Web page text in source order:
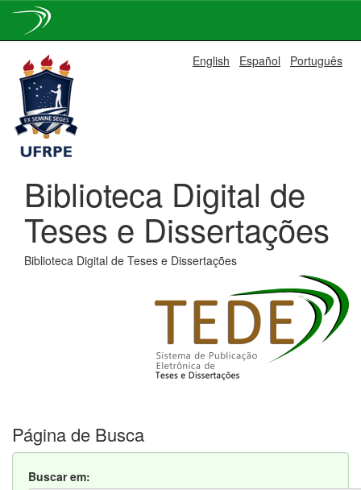
navigation
English Español Português
Biblioteca Digital de
Teses e Dissertações
Biblioteca Digital de Teses e Dissertações
Página de Busca
Buscar em: